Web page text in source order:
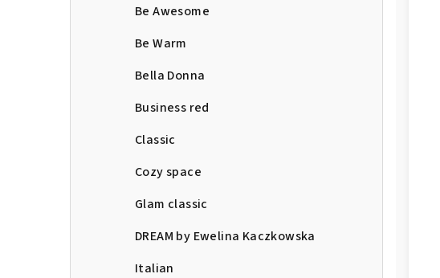
Be Awesome
Be Warm
Bella Donna
Business red
Classic
Cozy space
Glam classic
DREAM by Ewelina Kaczkowska
Italian